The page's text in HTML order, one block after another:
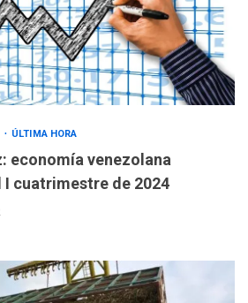
ÚLTIMA HORA
economía venezolana
I cuatrimestre de 2024